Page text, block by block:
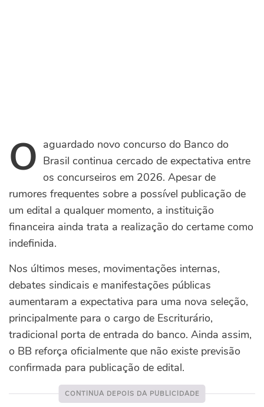
O aguardado novo concurso do Banco do
Brasil continua cercado de expectativa entre
os concurseiros em 2026. Apesar de
rumores frequentes sobre a possível publicação de
um edital a qualquer momento, a instituição
financeira ainda trata a realização do certame como
indefinida.
Nos últimos meses, movimentações internas,
debates sindicais e manifestações públicas
aumentaram a expectativa para uma nova seleção,
principalmente para o cargo de Escriturário,
tradicional porta de entrada do banco. Ainda assim,
o BB reforça oficialmente que não existe previsão
confirmada para publicação de edital.